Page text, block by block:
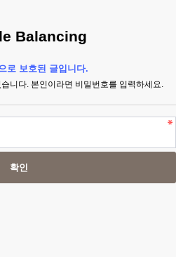
Balancing
로 보호된 글입니다.
니다. 본인이라면 비밀번호를 입력하세요.